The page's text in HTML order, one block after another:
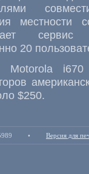
местности
20
Motorola
$250.
• Версия для